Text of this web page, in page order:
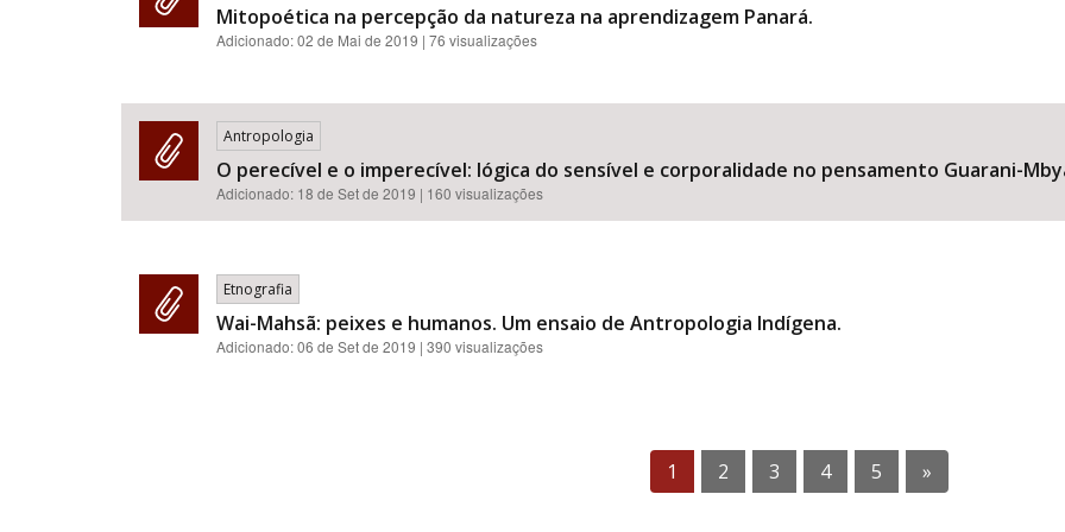
Mitopoética na percepção da natureza na aprendizagem Panará.
Adicionado:02 de Mai de 2019 | 76 visualizações
Antropologia
O perecível e o imperecível: lógica do sensível e corporalidade no pensamento Guarani-
Adicionado: 18 de Set de 2019 | 160 visualizações
Etnografia
Wai-Mahsã: peixes e humanos. Um ensaio de Antropologia Indígena.
Adicionado:06 de Set de 2019 | 390 visualizações
1 2 3 4 5 »